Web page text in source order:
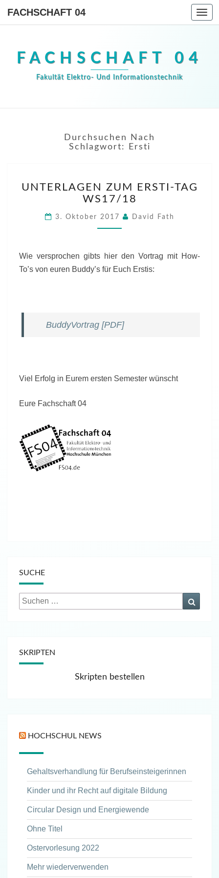
FACHSCHAFT 04
FACHSCHAFT 04
Fakultät Elektro- Und Informationstechnik
Durchsuchen Nach
Schlagwort:
Ersti
ZUM
ERSTI-
WS17/18
UNTERLAGEN ZUM ERSTI-TAG
WS17/18
3. Oktober 2017 David Fath
Wie versprochen gibts hier den Vortrag mit How-
To’s von euren Buddy’s für Euch Erstis:
BuddyVortrag [PDF]
Viel Erfolg in Eurem ersten Semester wünscht
Eure Fachschaft 04
SUCHE
Suchen
nach:
SKRIPTEN
Skripten bestellen
HOCHSCHUL NEWS
Gehaltsverhandlung für Berufseinsteigerinnen
Kinder und ihr Recht auf digitale Bildung
Circular Design und Energiewende
Ohne Titel
Ostervorlesung 2022
Mehr wiederverwenden